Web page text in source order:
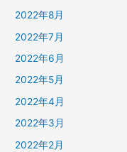
2022年8月
2022年7月
2022年6月
2022年5月
2022年4月
2022年3月
2022年2月